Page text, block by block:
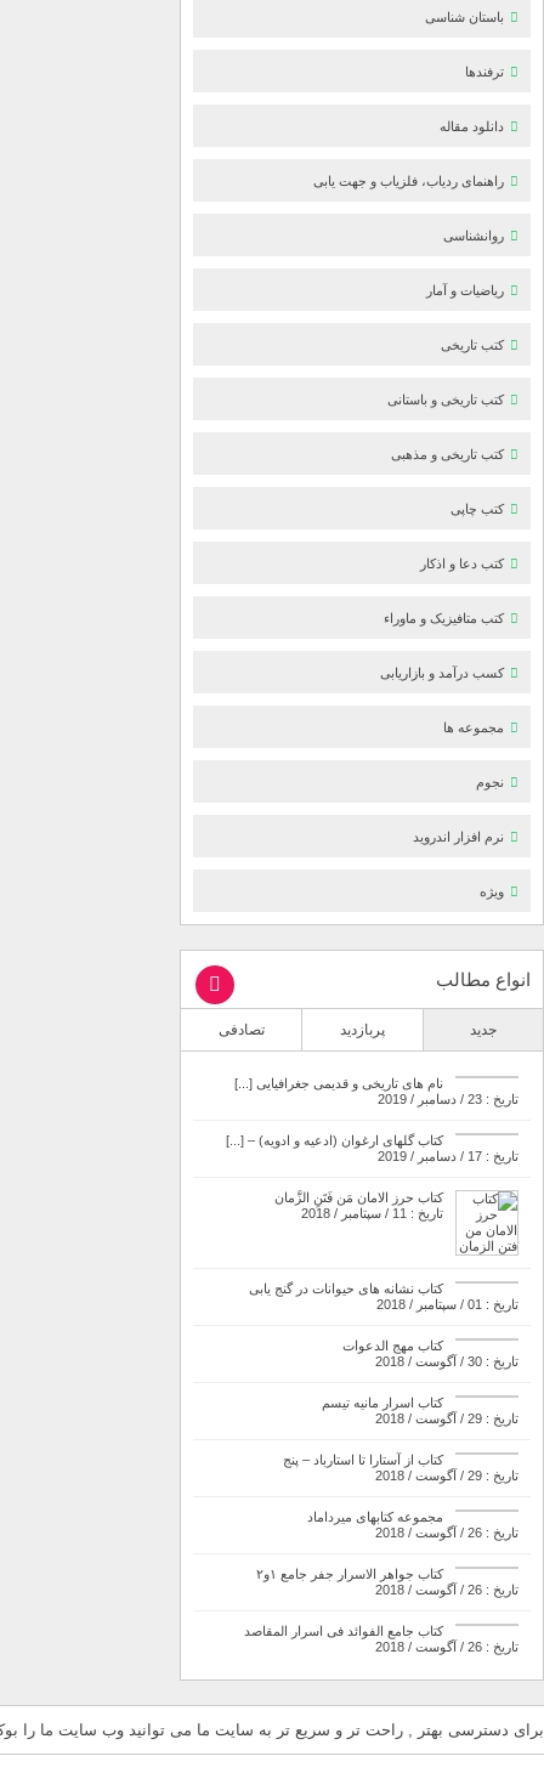
باستان شناسی
ترفندها
دانلود مقاله
راهنمای ردیاب، فلزیاب و جهت یابی
روانشناسی
ریاضیات و آمار
کتب تاریخی
کتب تاریخی و باستانی
کتب تاریخی و مذهبی
کتب چاپی
کتب دعا و اذکار
کتب متافیزیک و ماوراء
کسب درآمد و بازاریابی
مجموعه ها
نجوم
نرم افزار اندروید
ویژه
انواع مطالب
جدید پربازدید تصادفی
نام های تاریخی و قدیمی جغرافیایی [...]
تاریخ : 23 / دسامبر / 2019
کتاب گلهای ارغوان (ادعیه و ادویه) – [...]
تاریخ : 17 / دسامبر / 2019
کتاب حرز الامان مَن فَتَنِ الزَّمان
تاریخ : 11 / سپتامبر / 2018
کتاب نشانه های حیوانات در گنج یابی
تاریخ : 01 / سپتامبر / 2018
کتاب مهج الدعوات
تاریخ : 30 / آگوست / 2018
کتاب اسرار مانیه تیسم
تاریخ : 29 / آگوست / 2018
کتاب از آستارا تا استارباد – پنج
تاریخ : 29 / آگوست / 2018
مجموعه کتابهای میرداماد
تاریخ : 26 / آگوست / 2018
کتاب جواهر الاسرار جفر جامع ۱و۲
تاریخ : 26 / آگوست / 2018
کتاب جامع الفوائد فی اسرار المقاصد
تاریخ : 26 / آگوست / 2018
برای دسترسی بهتر , راحت تر و سریع تر به سایت ما می توانید وب سایت ما را